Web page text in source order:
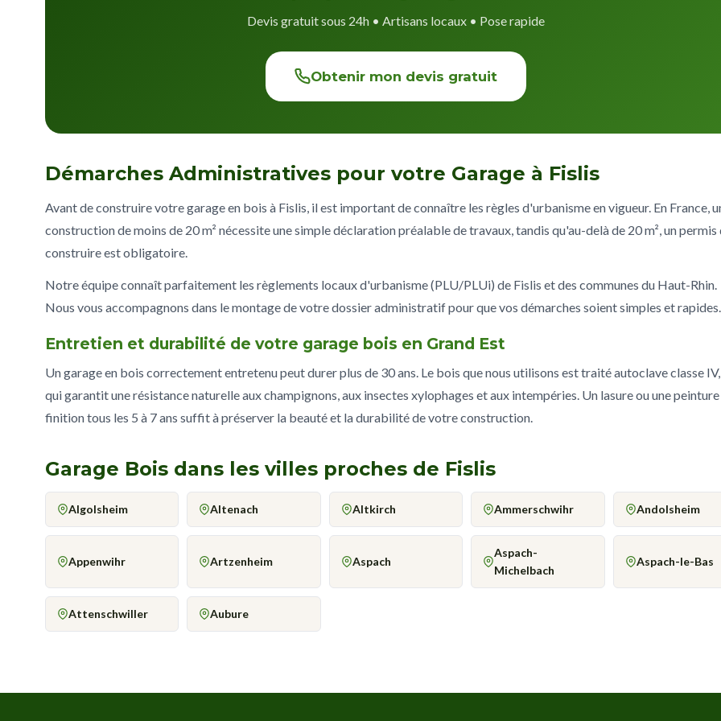
Devis gratuit sous 24h • Artisans locaux • Pose rapide
Obtenir mon devis gratuit
Démarches Administratives pour votre Garage à Fislis
Avant de construire votre garage en bois à Fislis, il est important de connaître les règles d'urbanisme en vigueur. En France,
construction de moins de 20 m² nécessite une simple déclaration préalable de travaux, tandis qu'au-delà de 20 m², un permis
construire est obligatoire.
Notre équipe connaît parfaitement les règlements locaux d'urbanisme (PLU/PLUi) de Fislis et des communes du Haut-Rhin.
Nous vous accompagnons dans le montage de votre dossier administratif pour que vos démarches soient simples et rapides.
Entretien et durabilité de votre garage bois en Grand Est
Un garage en bois correctement entretenu peut durer plus de 30 ans. Le bois que nous utilisons est traité autoclave classe
qui garantit une résistance naturelle aux champignons, aux insectes xylophages et aux intempéries. Un lasure ou une
finition tous les 5 à 7 ans suffit à préserver la beauté et la durabilité de votre construction.
Garage Bois dans les villes proches de Fislis
Algolsheim Altenach Altkirch Ammerschwihr Andolsheim
Appenwihr Artzenheim Aspach
Aspach-
Michelbach
Aspach-le-Bas
Attenschwiller Aubure